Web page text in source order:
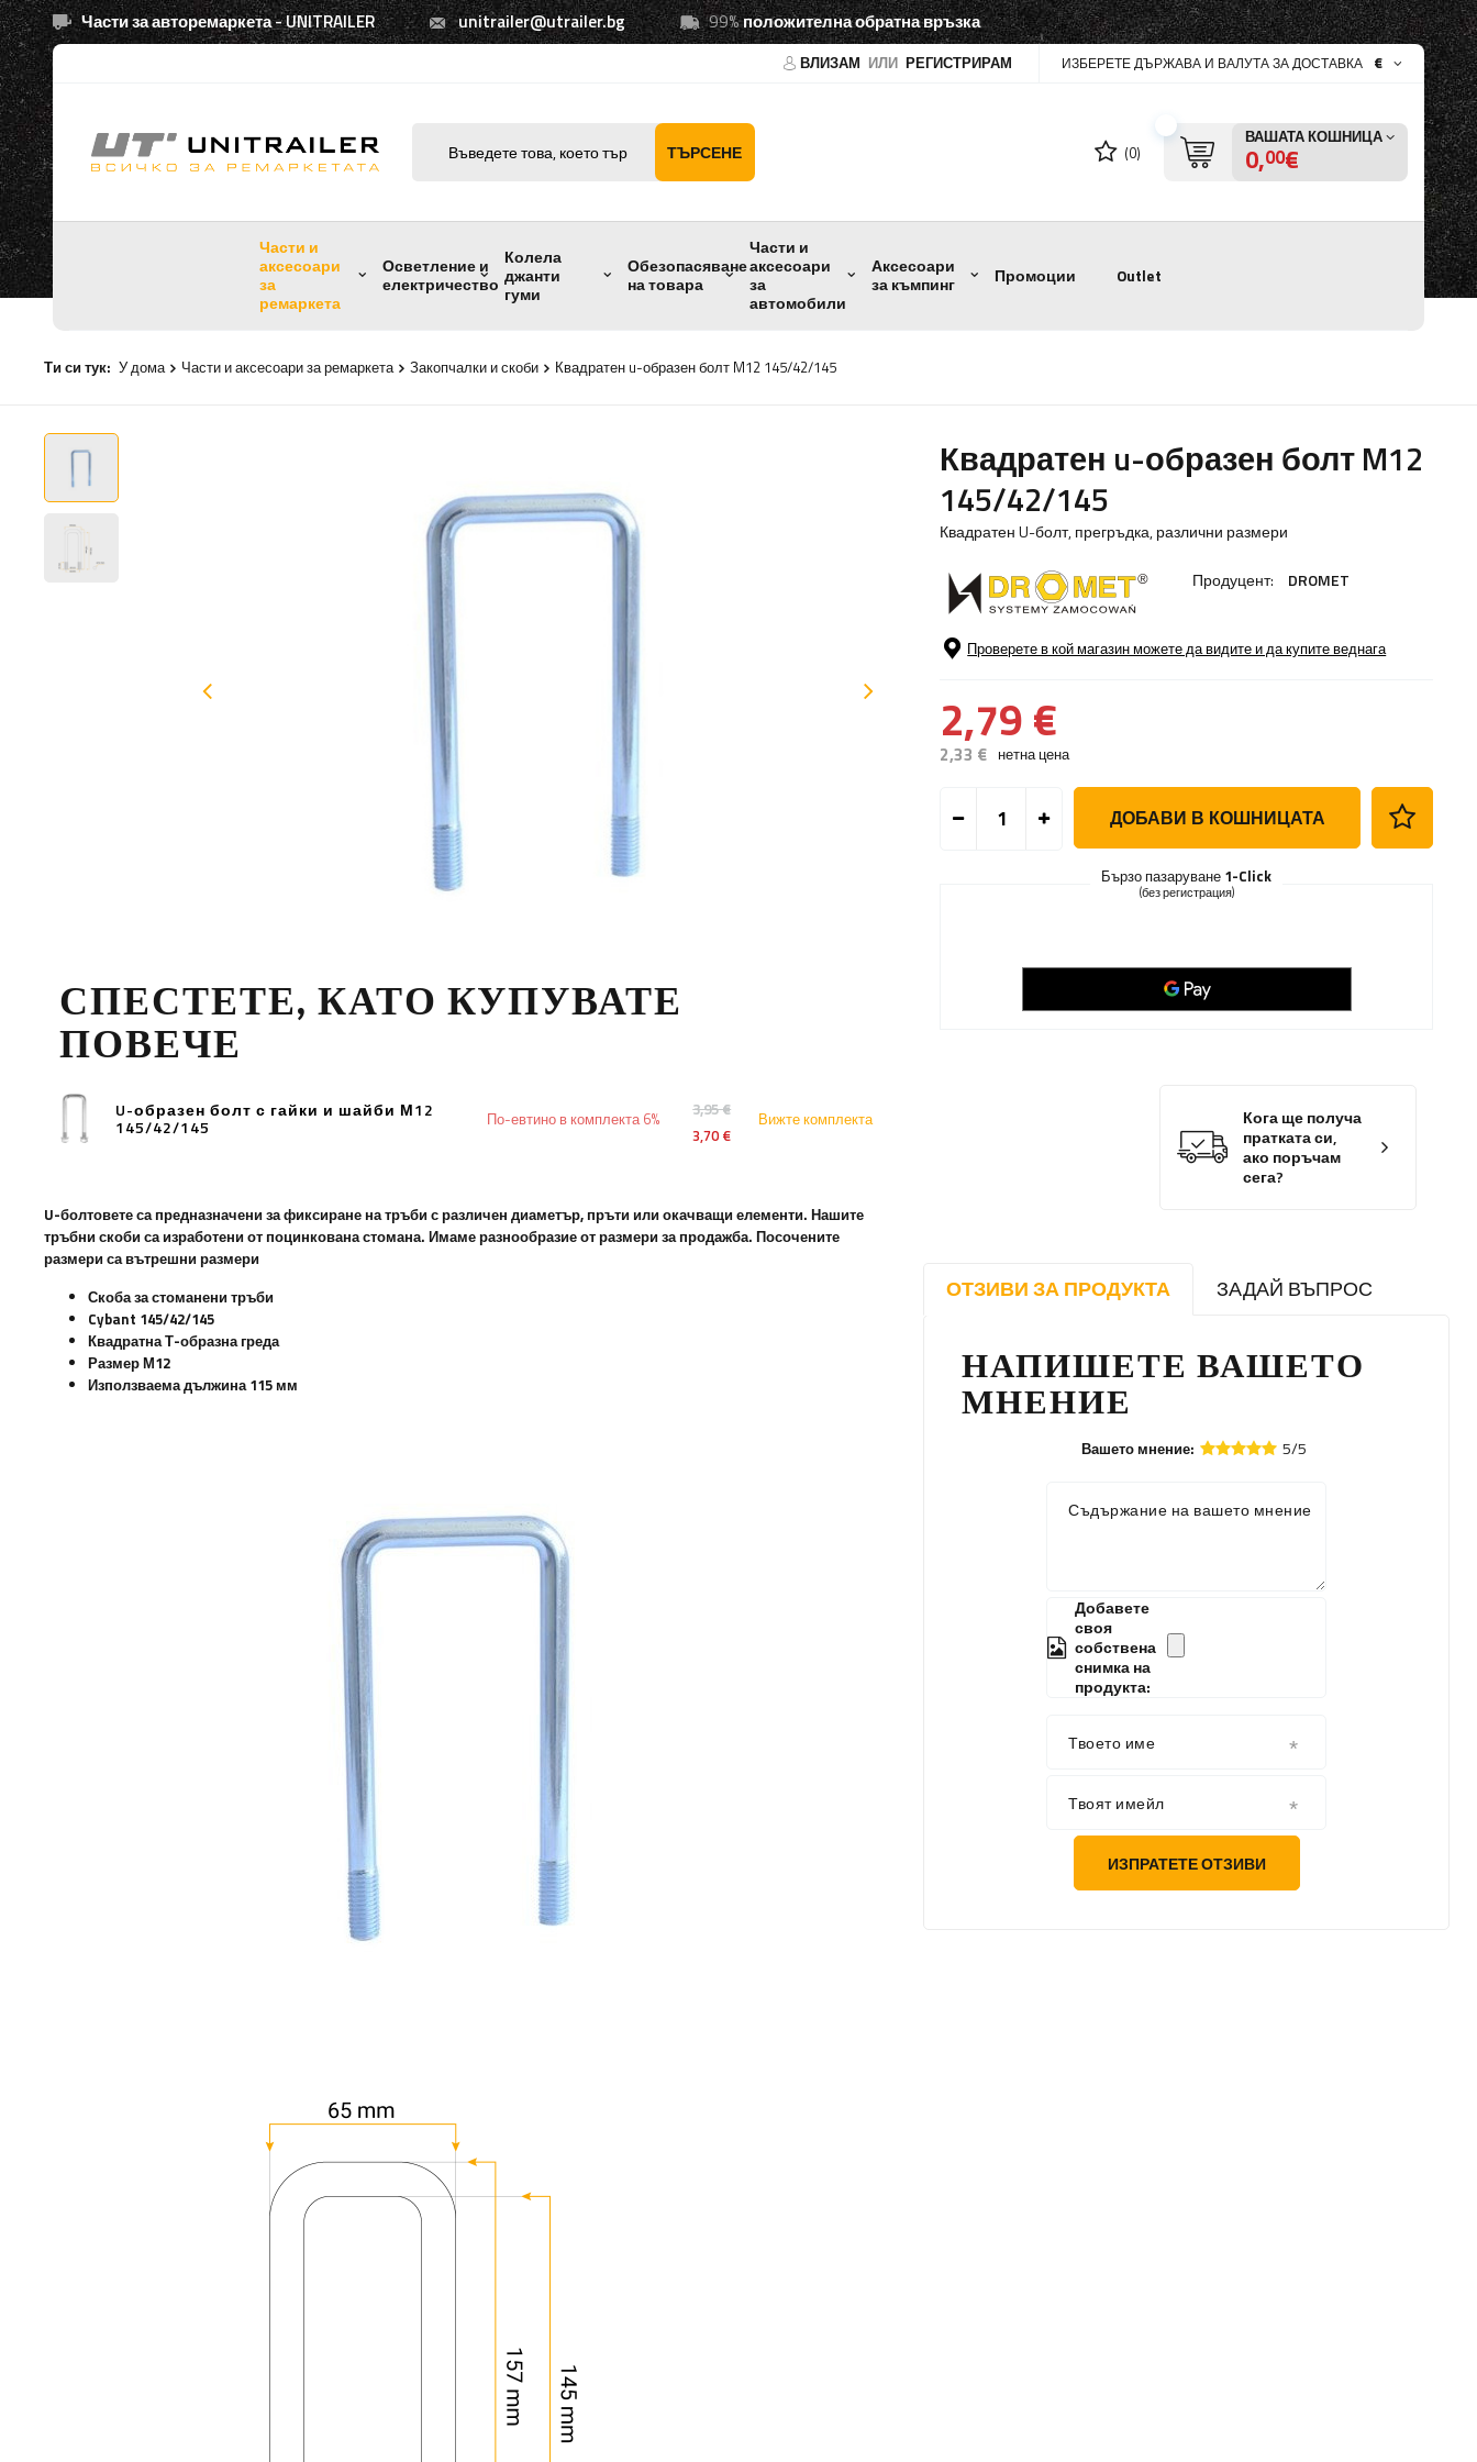
Части за авторемаркета - UNITRAILER unitrailer@utrailer.bg 99%положителна обратна връзка
ВЛИЗАМ ИЛИ РЕГИСТРИРАМ ИЗБЕРЕТЕ ДЪРЖАВА И ВАЛУТА ЗА ДОСТАВКА €
ТЪРСЕНЕ (0)
ВАШАТА КОШНИЦА
0,00€
Части и
аксесоари
за
ремаркета
Осветление и
електричество
Колела
джанти
гуми
Обезопасяване
на товара
Части и
аксесоари
за
автомобили
Аксесоари
за къмпинг
Промоции Outlet
Ти си тук: У дома Части и аксесоари за ремаркета Закопчалки и скоби Квадратен u-образен болт M12 145/42/145
Квадратен u-образен болт M12
145/42/145
Квадратен U-болт, прегръдка, различни размери
Продуцент: DROMET
Проверете в кой магазин можете да видите и да купите веднага
2,79 €
2,33 € нетна цена
ДОБАВИ В КОШНИЦАТА
Бързо пазаруване 1-Click
(без регистрация)
Кога ще получа
пратката си,
ако поръчам
сега?
ОТЗИВИ ЗА ПРОДУКТА ЗАДАЙ ВЪПРОС
НАПИШЕТЕ ВАШЕТО
МНЕНИЕ
Вашето мнение: 5/5
Съдържание на вашето мнение
Добавете
своя
собствена
снимка на
продукта:
Твоето име
Твоят имейл
ИЗПРАТЕТЕ ОТЗИВИ
СПЕСТЕТЕ, КАТО КУПУВАТЕ
ПОВЕЧЕ
U-образен болт с гайки и шайби М12
145/42/145
3,95 €
3,70 €
По-евтино в комплекта 6% Вижте комплекта
U-болтовете са предназначени за фиксиране на тръби с различен диаметър, пръти или окачващи елементи. Нашите
тръбни скоби са изработени от поцинкована стомана. Имаме разнообразие от размери за продажба. Посочените
размери са вътрешни размери
Скоба за стоманени тръби
Cybant 145/42/145
Квадратна Т-образна греда
Размер М12
Използваема дължина 115 мм